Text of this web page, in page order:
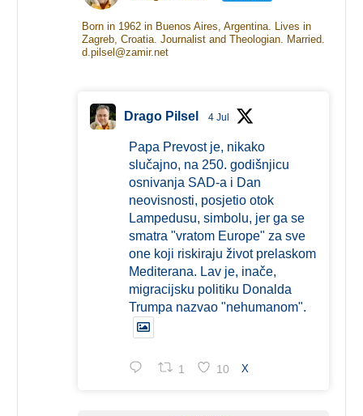
Born in 1962 in Buenos Aires, Argentina. Lives in
Zagreb, Croatia. Journalist and Theologian. Married.
d.pilsel@zamir.net
Drago Pilsel 4 Jul
Papa Prevost je, nikako
slučajno, na 250. godišnjicu
osnivanja SAD-a i Dan
neovisnosti, posjetio otok
Lampedusu, simbolu, jer ga se
smatra "vratom Europe" za sve
one koji riskiraju život prelaskom
Mediterana. Lav je, inače,
migracijsku politiku Donalda
Trumpa nazvao "nehumanom".
1 10 X